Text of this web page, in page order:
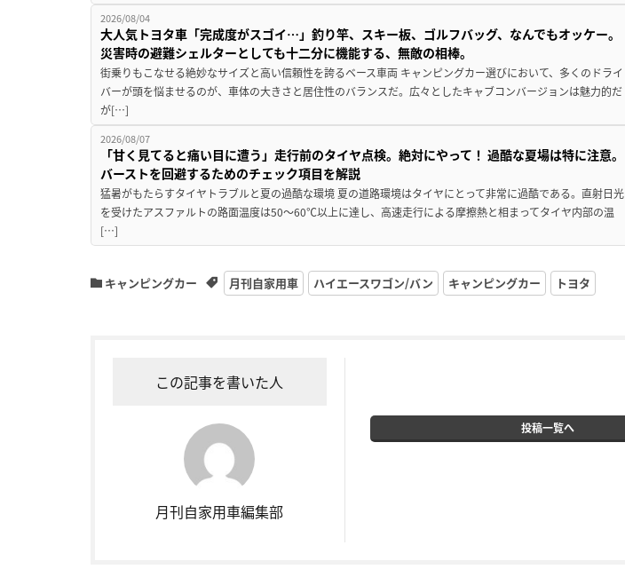
2026/08/04
大人気トヨタ車「完成度がスゴイ…」釣り竿、スキー板、ゴルフバッグ、なんでもオッケー。
災害時の避難シェルターとしても十二分に機能する、無敵の相棒。
街乗りもこなせる絶妙なサイズと高い信頼性を誇るベース車両 キャンピングカー選びにおいて、多くのドライ
バーが頭を悩ませるのが、車体の大きさと居住性のバランスだ。広々としたキャブコンバージョンは魅力的だ
が[…]
2026/08/07
「甘く見てると痛い目に遭う」走行前のタイヤ点検。絶対にやって！ 過酷な夏場は特に注意。
バーストを回避するためのチェック項目を解説
猛暑がもたらすタイヤトラブルと夏の過酷な環境 夏の道路環境はタイヤにとって非常に過酷である。直射日光
を受けたアスファルトの路面温度は50〜60℃以上に達し、高速走行による摩擦熱と相まってタイヤ内部の温
[…]
キャンピングカー 月刊自家用車 ハイエースワゴン/バン キャンピングカー トヨタ
この記事を書いた人
月刊自家用車編集部
投稿一覧へ